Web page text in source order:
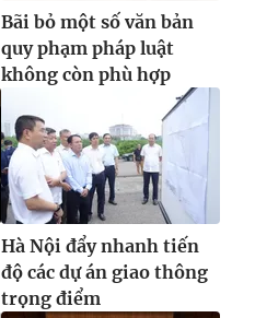
Bãi bỏ một số văn bản
quy phạm pháp luật
không còn phù hợp
Hà Nội đẩy nhanh tiến
độ các dự án giao thông
trọng điểm